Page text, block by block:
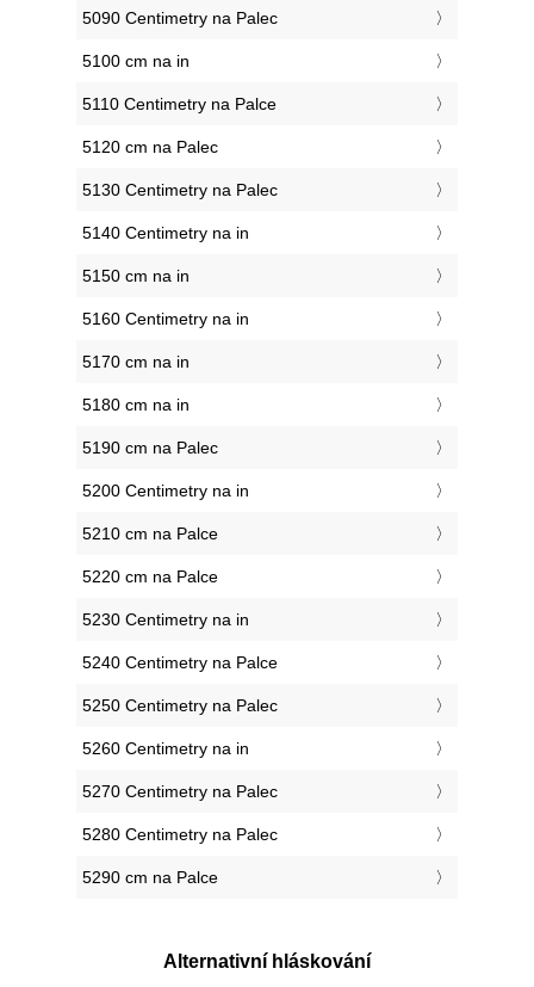
5090 Centimetry na Palec
5100 cm na in
5110 Centimetry na Palce
5120 cm na Palec
5130 Centimetry na Palec
5140 Centimetry na in
5150 cm na in
5160 Centimetry na in
5170 cm na in
5180 cm na in
5190 cm na Palec
5200 Centimetry na in
5210 cm na Palce
5220 cm na Palce
5230 Centimetry na in
5240 Centimetry na Palce
5250 Centimetry na Palec
5260 Centimetry na in
5270 Centimetry na Palec
5280 Centimetry na Palec
5290 cm na Palce
Alternativní hláskování